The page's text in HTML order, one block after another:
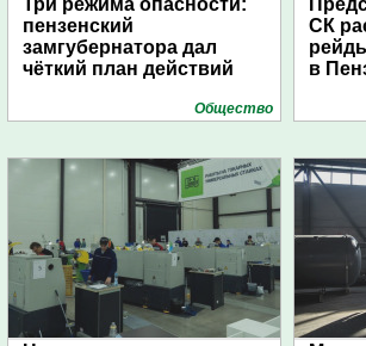
Три режима опасности:
пензенский
замгубернатора дал
чёткий план действий
Общество
СК
в